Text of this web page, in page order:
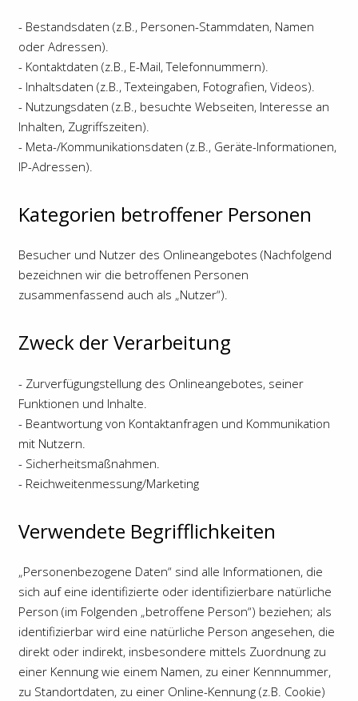
- Bestandsdaten (z.B., Personen-Stammdaten, Namen
oder Adressen).
- Kontaktdaten (z.B., E-Mail, Telefonnummern).
- Inhaltsdaten (z.B., Texteingaben, Fotografien, Videos).
- Nutzungsdaten (z.B., besuchte Webseiten, Interesse an
Inhalten, Zugriffszeiten).
- Meta-/Kommunikationsdaten (z.B., Geräte-Informationen,
IP-Adressen).
Kategorien betroffener Personen
Besucher und Nutzer des Onlineangebotes (Nachfolgend
bezeichnen wir die betroffenen Personen
zusammenfassend auch als „Nutzer“).
Zweck der Verarbeitung
- Zurverfügungstellung des Onlineangebotes, seiner
Funktionen und Inhalte.
- Beantwortung von Kontaktanfragen und Kommunikation
mit Nutzern.
- Sicherheitsmaßnahmen.
- Reichweitenmessung/Marketing
Verwendete Begrifflichkeiten
„Personenbezogene Daten“ sind alle Informationen, die
sich auf eine identifizierte oder identifizierbare natürliche
Person (im Folgenden „betroffene Person“) beziehen; als
identifizierbar wird eine natürliche Person angesehen, die
direkt oder indirekt, insbesondere mittels Zuordnung zu
einer Kennung wie einem Namen, zu einer Kennnummer,
zu Standortdaten, zu einer Online-Kennung (z.B. Cookie)